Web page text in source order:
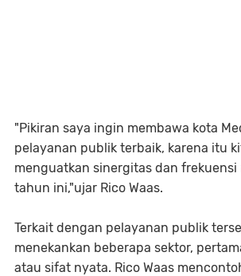
"Pikiran saya ingin membawa kota
pelayanan publik terbaik, karena itu
menguatkan sinergitas dan frekuensi
tahun ini,"ujar Rico Waas.
Terkait dengan pelayanan publik
menekankan beberapa sektor,
atau sifat nyata. Rico Waas